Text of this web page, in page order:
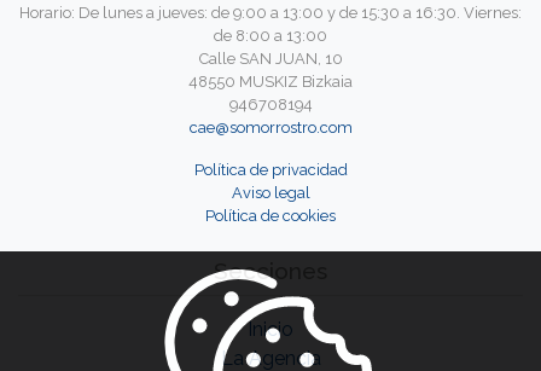
Horario: De lunes a jueves: de 9:00 a 13:00 y de 15:30 a 16:30. Viernes:
de 8:00 a 13:00
Calle SAN JUAN, 10
48550 MUSKIZ Bizkaia
946708194
cae@somorrostro.com
Política de privacidad
Aviso legal
Política de cookies
Secciones
Inicio
La Agencia